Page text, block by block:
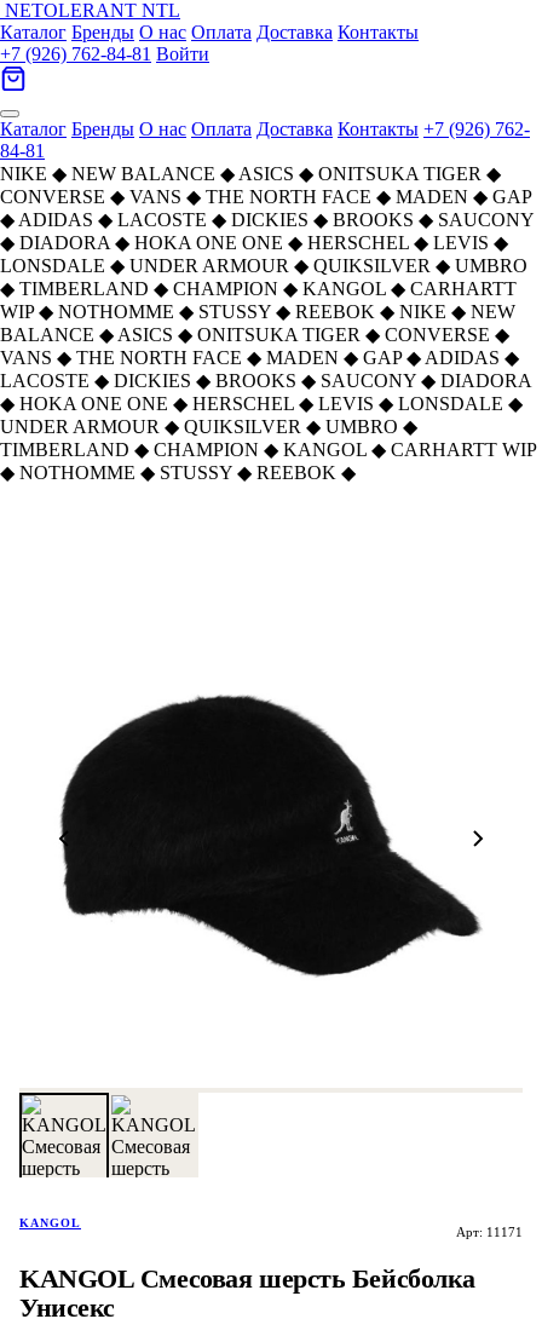
NETOLERANT NTL
Каталог Бренды О нас Оплата Доставка Контакты
+7 (926) 762-84-81 Войти
Каталог Бренды О нас Оплата Доставка Контакты +7 (926) 762-
84-81
NIKE ◆ NEW BALANCE ◆ ASICS ◆ ONITSUKA TIGER ◆
CONVERSE ◆ VANS ◆ THE NORTH FACE ◆ MADEN ◆ GAP
◆ ADIDAS ◆ LACOSTE ◆ DICKIES ◆ BROOKS ◆ SAUCONY
◆ DIADORA ◆ HOKA ONE ONE ◆ HERSCHEL ◆ LEVIS ◆
LONSDALE ◆ UNDER ARMOUR ◆ QUIKSILVER ◆ UMBRO
◆ TIMBERLAND ◆ CHAMPION ◆ KANGOL ◆ CARHARTT
WIP ◆ NOTHOMME ◆ STUSSY ◆ REEBOK ◆ NIKE ◆ NEW
BALANCE ◆ ASICS ◆ ONITSUKA TIGER ◆ CONVERSE ◆
VANS ◆ THE NORTH FACE ◆ MADEN ◆ GAP ◆ ADIDAS ◆
LACOSTE ◆ DICKIES ◆ BROOKS ◆ SAUCONY ◆ DIADORA
◆ HOKA ONE ONE ◆ HERSCHEL ◆ LEVIS ◆ LONSDALE ◆
UNDER ARMOUR ◆ QUIKSILVER ◆ UMBRO ◆
TIMBERLAND ◆ CHAMPION ◆ KANGOL ◆ CARHARTT WIP
◆ NOTHOMME ◆ STUSSY ◆ REEBOK ◆
KANGOL
Арт: 11171
KANGOL Смесовая шерсть Бейсболка
Унисекс